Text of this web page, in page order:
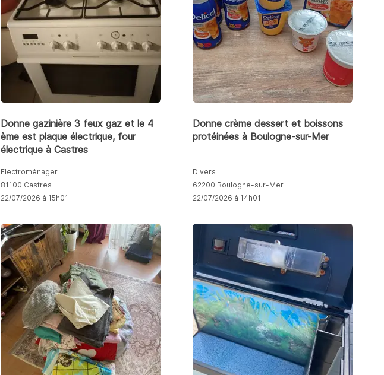
Donne gazinière 3 feux gaz et le 4
ème est plaque électrique, four
électrique à Castres
Electroménager
81100 Castres
22/07/2026 à 15h01
Donne crème dessert et boissons
protéinées à Boulogne-sur-Mer
Divers
62200 Boulogne-sur-Mer
22/07/2026 à 14h01